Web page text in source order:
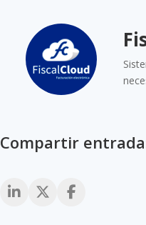
Compartir